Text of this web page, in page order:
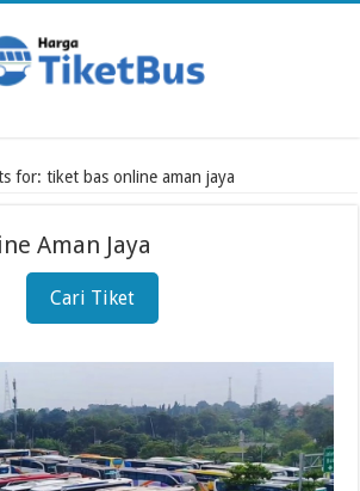
for: tiket bas online aman jaya
Aman Jaya
Cari Tiket